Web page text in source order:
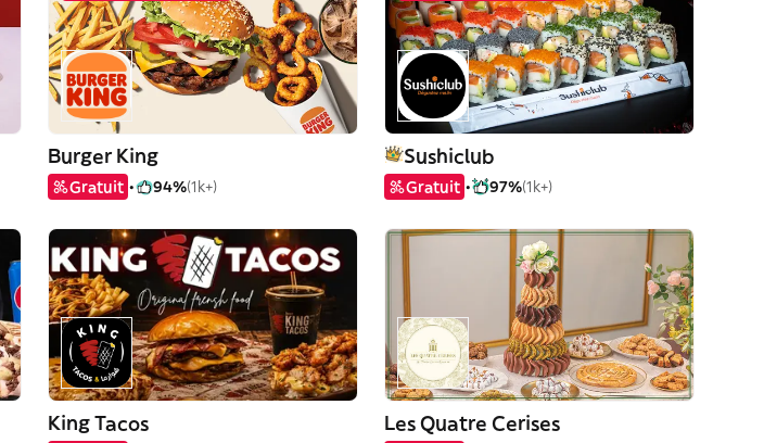
Burger King
Gratuit 94%(1k+)
Sushiclub
Gratuit 97%(1k+)
King Tacos Les Quatre Cerises